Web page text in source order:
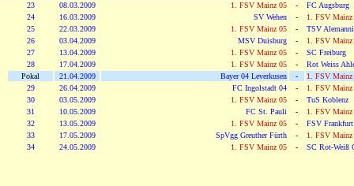
23
08.03.2009 1. FSV Mainz 05 -
FC Augsburg
24
16.03.2009 SV Wehen -
1. FSV Mainz
25
22.03.2009 1. FSV Mainz 05 -
TSV
26
03.04.2009 MSV Duisburg -
1. FSV Mainz
27
13.04.2009 1. FSV Mainz 05 -
SC Freiburg
28
17.04.2009 1. FSV Mainz 05 -
Rot Weiss
Pokal
21.04.2009 Bayer 04 Leverkusen -
1. FSV Mainz
29
26.04.2009 FC Ingolstadt 04 -
1. FSV Mainz
30
03.05.2009 1. FSV Mainz 05 -
TuS Koblenz
31
10.05.2009 FC St. Pauli -
1. FSV Mainz
32
13.05.2009 1. FSV Mainz 05 -
FSV Frankfurt
33
17.05.2009 SpVgg Greuther Fürth -
1. FSV Mainz
34
24.05.2009 1. FSV Mainz 05 - SC Rot-Weiß